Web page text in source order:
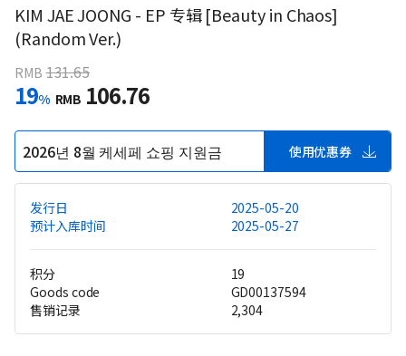
KIM JAE JOONG - EP 专辑 [Beauty in Chaos]
(Random Ver.)
RMB 131.65
19% RMB 106.76
2026년 8월 케세페 쇼핑 지원금 使用优惠券
发行日
2025-05-20
预计入库时间
2025-05-27
积分
19
Goods code
GD00137594
售销记录
2,304